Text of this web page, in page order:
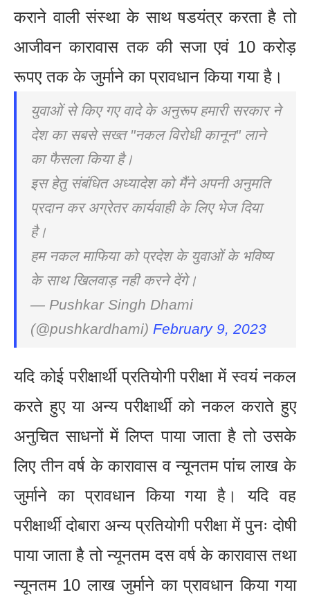
कराने वाली संस्था के साथ षडयंत्र करता है तो
आजीवन कारावास तक की सजा एवं 10 करोड़
रूपए तक के जुर्माने का प्रावधान किया गया है।
युवाओं से किए गए वादे के अनुरूप हमारी सरकार ने
देश का सबसे सख्त "नकल विरोधी कानून" लाने
का फैसला किया है।
इस हेतु संबंधित अध्यादेश को मैंने अपनी अनुमति
प्रदान कर अग्रेतर कार्यवाही के लिए भेज दिया
है।
हम नकल माफिया को प्रदेश के युवाओं के भविष्य
के साथ खिलवाड़ नही करने देंगे।
— Pushkar Singh Dhami
(@pushkardhami) February 9, 2023
यदि कोई परीक्षार्थी प्रतियोगी परीक्षा में स्वयं नकल
करते हुए या अन्य परीक्षार्थी को नकल कराते हुए
अनुचित साधनों में लिप्त पाया जाता है तो उसके
लिए तीन वर्ष के कारावास व न्यूनतम पांच लाख के
जुर्माने का प्रावधान किया गया है। यदि वह
परीक्षार्थी दोबारा अन्य प्रतियोगी परीक्षा में पुनः दोषी
पाया जाता है तो न्यूनतम दस वर्ष के कारावास तथा
न्यूनतम 10 लाख जुर्माने का प्रावधान किया गया